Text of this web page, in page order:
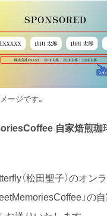
ージです。
自家焙煎
（松田聖子）のオン
」の